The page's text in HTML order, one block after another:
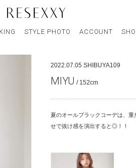
STYLE PHOTO ACCOUNT
2022.07.05 SHIBUYA109
MIYU / 152cm
夏のオールブラックコーデは、
せで抜け感を演出すると◎！！